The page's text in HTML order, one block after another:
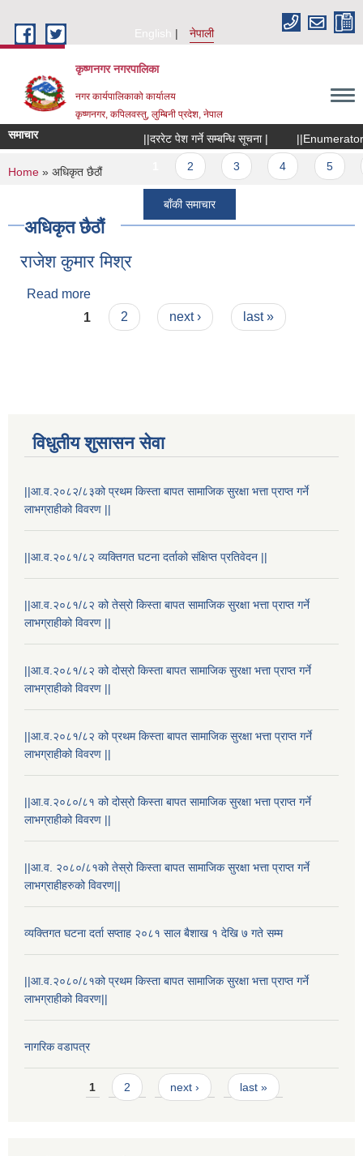
English
नेपाली
कृष्णनगर नगरपालिका
नगर कार्यपालिकाको कार्यालय
कृष्णनगर, कपिलवस्तु, लुम्बिनी प्रदेश, नेपाल
समाचार ||दररेट पेश गर्ने सम्बन्धि सूचना | ||Enumerator
Pages
बाँकी समाचार
You are here
Home » अधिकृत छैठौं
अधिकृत छैठौं
राजेश कुमार मिश्र
Read more
Pages
1 2 next › last »
विधुतीय शुसासन सेवा
||आ.व.२०८२/८३को प्रथम किस्ता बापत सामाजिक सुरक्षा भत्ता प्राप्त गर्ने
लाभग्राहीको विवरण ||
||आ.व.२०८१/८२ व्यक्तिगत घटना दर्ताको संक्षिप्त प्रतिवेदन ||
||आ.व.२०८१/८२ को तेस्रो किस्ता बापत सामाजिक सुरक्षा भत्ता प्राप्त गर्ने
लाभग्राहीको विवरण ||
||आ.व.२०८१/८२ को दोस्रो किस्ता बापत सामाजिक सुरक्षा भत्ता प्राप्त गर्ने
लाभग्राहीको विवरण ||
||आ.व.२०८१/८२ को प्रथम किस्ता बापत सामाजिक सुरक्षा भत्ता प्राप्त गर्ने
लाभग्राहीको विवरण ||
||आ.व.२०८०/८१ को दोस्रो किस्ता बापत सामाजिक सुरक्षा भत्ता प्राप्त गर्ने
लाभग्राहीको विवरण ||
||आ.व. २०८०/८१को तेस्रो किस्ता बापत सामाजिक सुरक्षा भत्ता प्राप्त गर्ने
लाभग्राहीहरुको विवरण||
व्यक्तिगत घटना दर्ता सप्ताह २०८१ साल बैशाख १ देखि ७ गते सम्म
||आ.व.२०८०/८१को प्रथम किस्ता बापत सामाजिक सुरक्षा भत्ता प्राप्त गर्ने
लाभग्राहीको विवरण||
नागरिक वडापत्र
Pages1 2 next › last »